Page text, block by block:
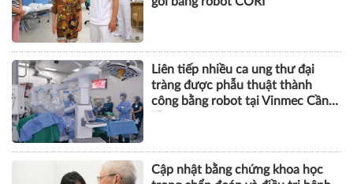
truyền học trước sinh
Tưởng mất khả năng đi lại, cụ bà
phục hồi thần kì sau thay khớp
gối bằng robot CORI
Liên tiếp nhiều ca ung thư đại